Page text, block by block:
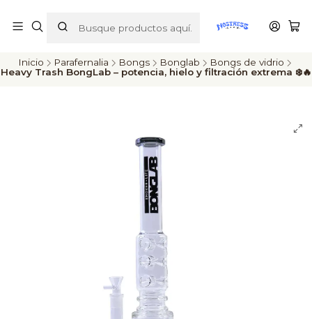
ENVÍOS A TODO CHILE
Inicio Parafernalia Bongs Bonglab
Bongs de vidrio
Heavy Trash BongLab – potencia, hielo y filtración extrema ❄️🔥